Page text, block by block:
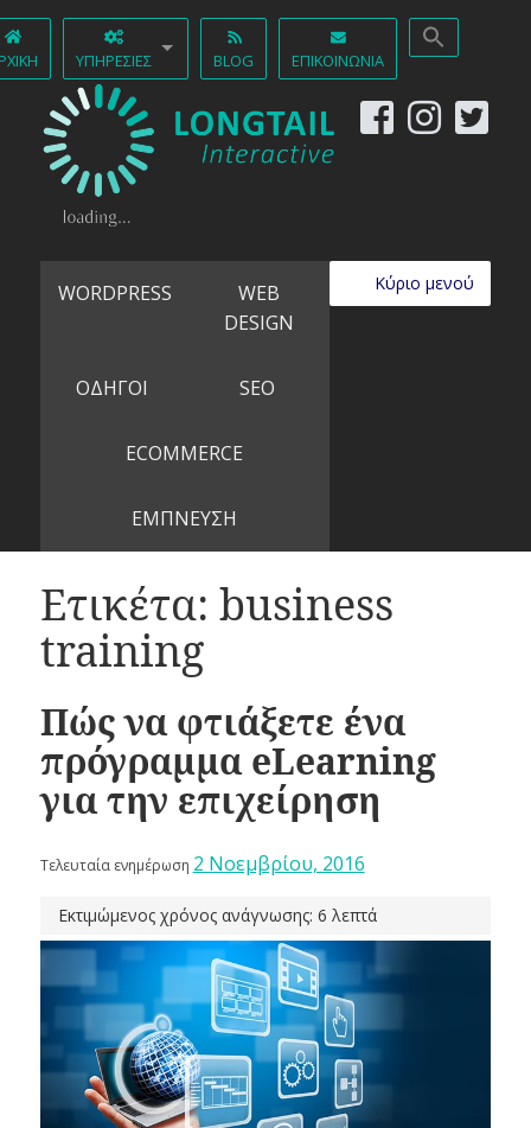
ΥΠΗΡΕΣΊΕΣ BLOG ΕΠΙΚΟΙΝΩΝΊΑ
Κύριο μενού
WORDPRESS
WEB
DESIGN
ΟΔΗΓΟΙ SEO
ECOMMERCE
ΕΜΠΝΕΥΣΗ
Ετικέτα: business
training
Πώς να φτιάξετε ένα
πρόγραμμα eLearning
για την επιχείρηση
Τελευταία ενημέρωση 2 Νοεμβρίου, 2016
Εκτιμώμενος χρόνος ανάγνωσης: 6 λεπτά